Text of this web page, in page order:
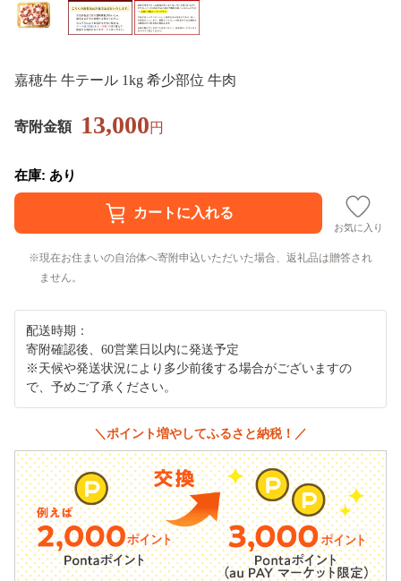
嘉穂牛 牛テール 1kg 希少部位 牛肉
寄附金額 13,000円
在庫: あり
お気に入り
現在お住まいの自治体へ寄附申込いただいた場合、返礼品は贈答され
ません。
配送時期：
寄附確認後、60営業日以内に発送予定
※天候や発送状況により多少前後する場合がございますの
で、予めご了承ください。
＼ポイント増やしてふるさと納税！／